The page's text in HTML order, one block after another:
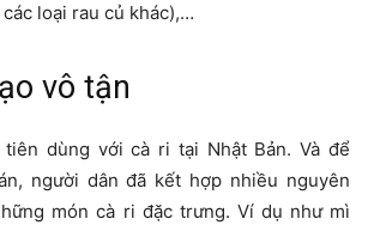
loại rau củ khác),…
vô tận
dùng với cà ri tại Nhật Bản. Và để
người dân đã kết hợp nhiều nguyên
món cà ri đặc trưng. Ví dụ như mì